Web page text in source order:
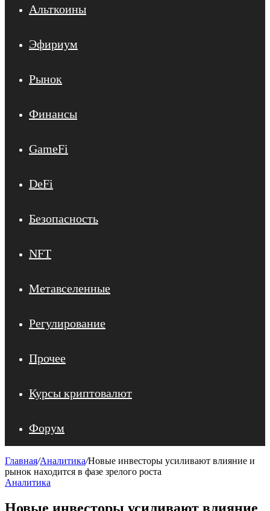
Альткоины
Эфириум
Рынок
Финансы
GameFi
DeFi
Безопасность
NFT
Метавселенные
Регулирование
Прочее
Курсы криптовалют
Форум
Главная/Аналитика/Новые инвесторы усиливают влияние и
рынок находится в фазе зрелого роста
Аналитика